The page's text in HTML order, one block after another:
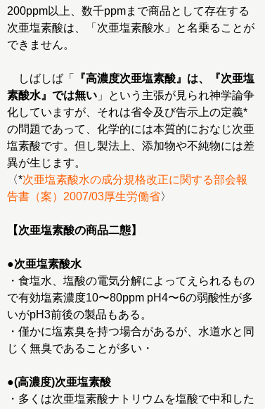
200ppm以上、数千ppmまで商品として存在する
次亜塩素酸は、「次亜塩素酸水」と名乗ることが
できません。
しばしば「
『高濃度次亜塩素酸』は、『次亜塩
素酸水』では無い 」という主張が見られ神学論争
化していますが、それは省令及び告示上の定義*
の問題であって、化学的には本質的におなじ次亜
塩素酸です。但し製法上、添加物や不純物には差
異が生じます。
〈*次亜塩素酸水の成分規格改正に関する部会報
告書（案）2007/03厚生労働省〉
【次亜塩素酸の商品二態】
●次亜塩素酸水
・食塩水、塩酸の電気分解によってえられるもの
で有効塩素濃度10〜80ppm pH4〜6の弱酸性が多
いがpH3前後の製品もある。
・僅かに塩素臭を持つ場合があるが、水道水と同
じく無臭であることが多い・
●(高濃度)次亜塩素酸
・多くは次亜塩素酸ナトリウムを塩酸で中和した